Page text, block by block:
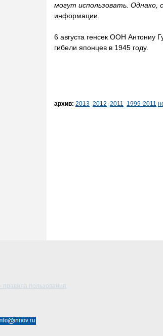
могут использовать. Однако,
информации.
6 августа генсек ООН Антониу
гибели японцев в 1945 году.
архив: 2013 2012 2011 1999-2011
правила пользования